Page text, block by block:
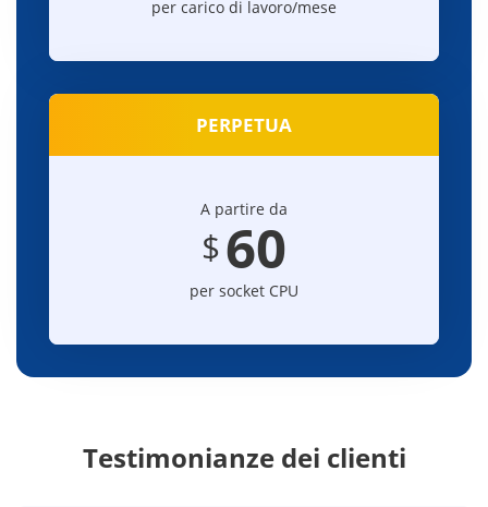
per carico di lavoro/mese
PERPETUA
A partire da
$60
per socket CPU
Testimonianze dei clienti